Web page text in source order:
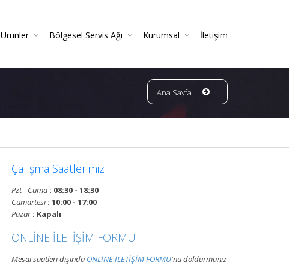
Ürünler Bölgesel Servis Ağı Kurumsal İletişim
Ana Sayfa
Çalışma Saatlerimiz
Pzt - Cuma : 08:30 - 18:30
Cumartesi: 10:00 - 17:00
Pazar: Kapalı
ONLİNE İLETİŞİM FORMU
Mesai saatleri dışında ONLİNE İLETİŞİM FORMU'nu doldurmanız